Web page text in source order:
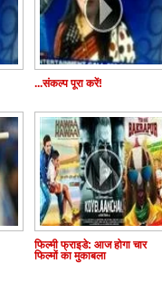
...संकल्प पूरा करें!
फिल्मी फ्राइडे: आज होगा चार
फिल्मों का मुकाबला